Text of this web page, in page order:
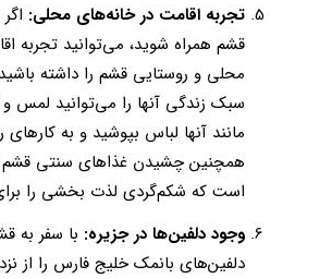
تجربه اقامت در خانه‌های محلی:
قشم همراه شوید، می‌توانید تجربه
محلی و روستایی قشم را داشته
سبک زندگی آنها را می‌توانید لمس و
مانند آنها لباس بپوشید و به کارهای
همچنین چشیدن غذاهای سنتی قشم
است که شکم‌گردی لذت بخشی را
وجود دلفین‌ها در جزیره: با سفر به
دلفین‌های بانمک خلیج فارس را از